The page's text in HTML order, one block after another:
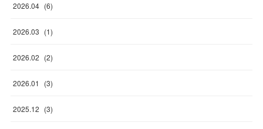
2026.04 (6)
2026.03 (1)
2026.02 (2)
2026.01 (3)
2025.12 (3)